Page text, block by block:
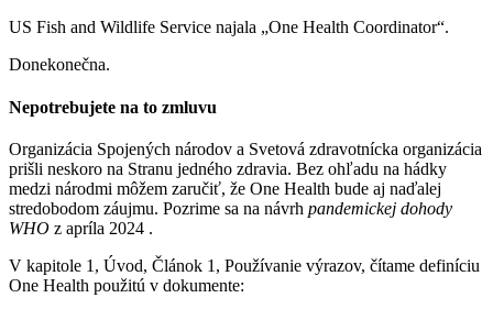
US Fish and Wildlife Service najala „One Health Coordinator“.
Donekonečna.
Nepotrebujete na to zmluvu
Organizácia Spojených národov a Svetová zdravotnícka organizácia
prišli neskoro na Stranu jedného zdravia. Bez ohľadu na hádky
medzi národmi môžem zaručiť, že One Health bude aj naďalej
stredobodom záujmu. Pozrime sa na návrh pandemickej dohody
WHO z apríla 2024 .
V kapitole 1, Úvod, Článok 1, Používanie výrazov, čítame definíciu
One Health použitú v dokumente: